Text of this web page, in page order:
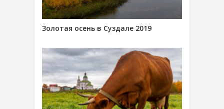
Золотая осень в Суздале 2019